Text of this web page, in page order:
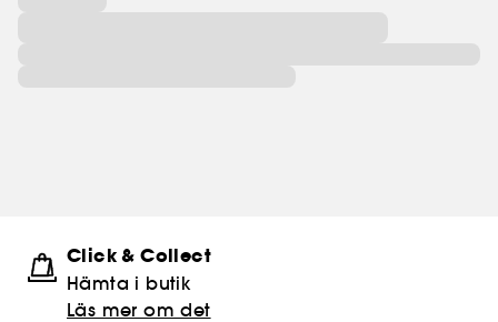
Click & Collect
Hämta i butik​
Läs mer om det